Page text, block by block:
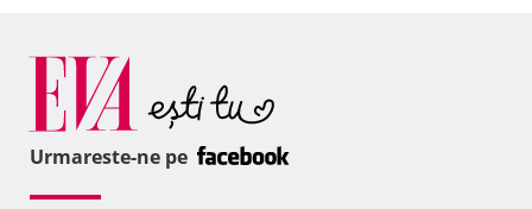
Urmareste-ne pe